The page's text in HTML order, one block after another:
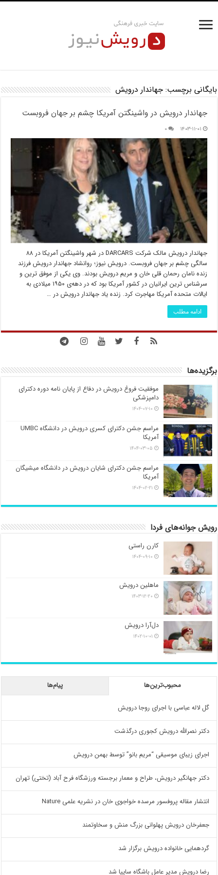
بایگانی برچسب:جهاندار درویش
جهاندار درویش در واشینگتن آمریکا چشم بر جهان فروبست
۱۴۰۳-۱۱-۰۱ ۰
جهاندار درویش مالک شرکت DARCARS در شهر واشینگتن آمریکا در ۸۸
سالگی چشم بر جهان فروبست. درویش نیوز؛ روانشاد جهاندار درویش فرزند
زنده نامان رحمان قلی خان و مریم درویش بودند. وی یکی از موفق ترین و
سرشناس ترین ایرانیان در کشور آمریکا بود که در دهه‌ی ۱۹۵۰ میلادی به
ایالات متحده آمریکا مهاجرت کرد. زنده یاد جهاندار درویش در …
ادامه مطلب
برگزیده‌ها
موفقیت فروغ درویش در دفاع از پایان نامه دوره دکترای
دامپزشکی
۱۴۰۴-۰۷-۱۰
مراسم جشن دکترای کسری درویش در دانشگاه UMBC
آمریکا
۱۴۰۴-۰۳-۰۵
مراسم جشن دکترای شایان درویش در دانشگاه میشیگان
آمریکا
۱۴۰۴-۰۲-۲۱
رویش جوانه‌های فردا
کارن راستی
۱۴۰۴-۰۹-۱۰
ماهلین درویش
۱۴۰۳-۱۲-۲۰
دل‌آرا درویش
۱۴۰۲-۱۰-۰۱
محبوب‌ترین‌ها پیام‌ها
گل لاله عباسی با اجرای روجا درویش
دکتر نصرالله درویش کجوری درگذشت
اجرای زیبای موسیقی “مریم بانو” توسط بهمن درویش
دکتر جهانگیر درویش، طراح و معمار برجسته ورزشگاه فرح آباد (تختی) تهران
انتشار مقاله پروفسور مرسده خواجوی خان در نشریه علمی Nature
جعفرخان درویش پهلوانی بزرگ منش و سخاوتمند
گردهمایی خانواده درویش برگزار شد
رضا درویش مدیر عامل باشگاه سایپا شد